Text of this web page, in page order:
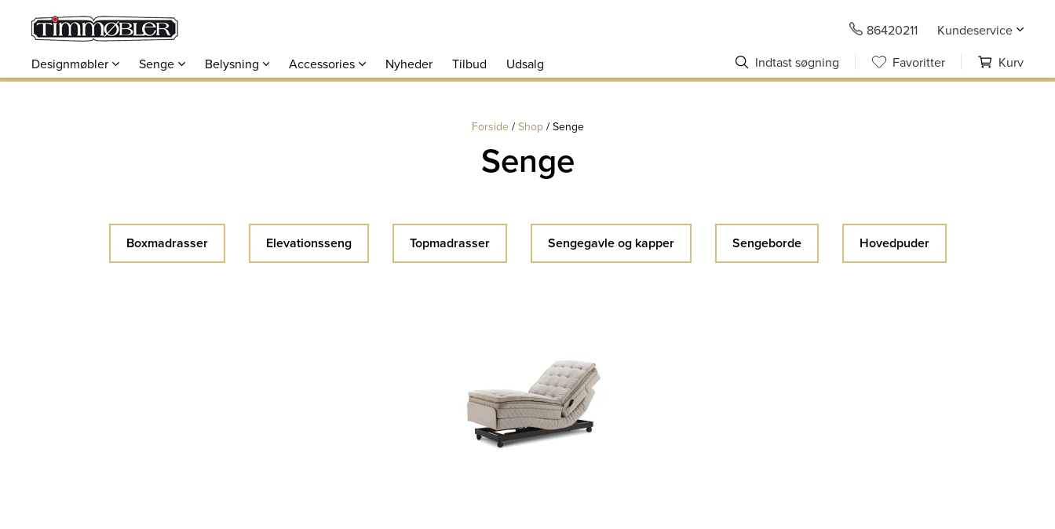
86420211
Kundeservice
Designmøbler
Senge Belysning Accessories Nyheder Tilbud Udsalg Indtast søgning Favoritter Kurv
Forside / Shop / Senge
Senge
Boxmadrasser Elevationsseng Topmadrasser Sengegavle og kapper Sengeborde Hovedpuder